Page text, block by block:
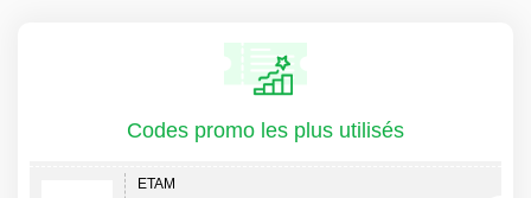
Codes promo les plus utilisés
ETAM